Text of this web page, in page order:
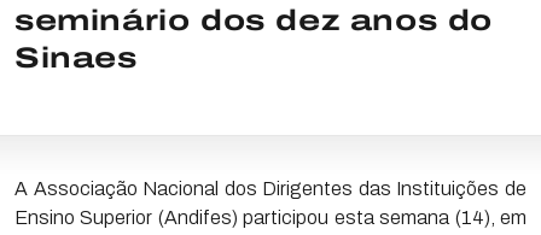
seminário dos dez anos do
Sinaes
A Associação Nacional dos Dirigentes das Instituições de
Ensino Superior (Andifes) participou esta semana (14), em